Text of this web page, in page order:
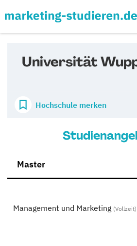
Universität
Hochschule merken
Master
Management und Marketing (Vollzeit)